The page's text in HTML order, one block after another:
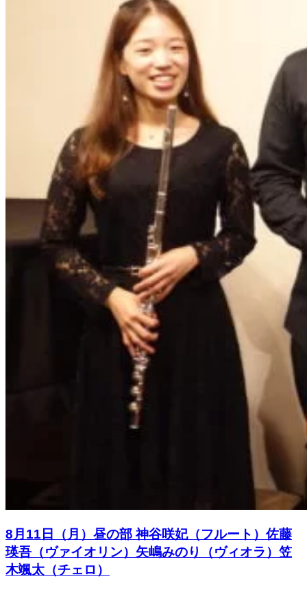
8月11日（月）昼の部 神谷咲妃（フルート）佐藤
瑛吾（ヴァイオリン）矢嶋みのり（ヴィオラ）笠
木颯太（チェロ）